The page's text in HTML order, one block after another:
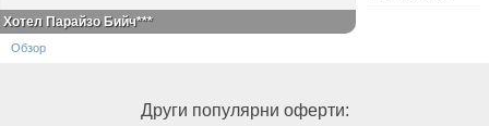
Хотел Парайзо Бийч***
Обзор
Други популярни оферти: